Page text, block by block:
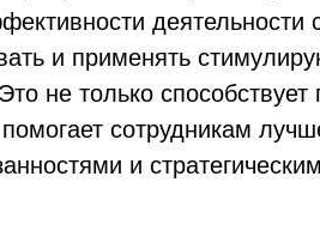
деятельности
и применять
не только
сотрудникам
и